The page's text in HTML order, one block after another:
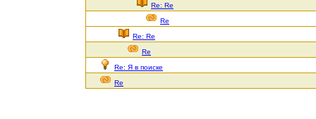
Re: Re
Re
Re: Re
Re
Re: Я в поиске
Re